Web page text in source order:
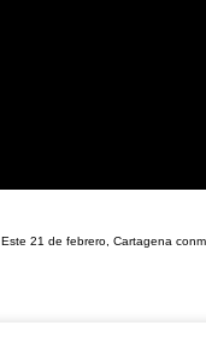
Este 21 de febrero, Cartagena